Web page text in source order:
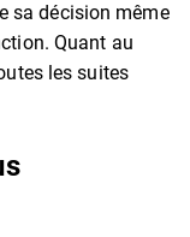
sa décision même
Quant au
les suites